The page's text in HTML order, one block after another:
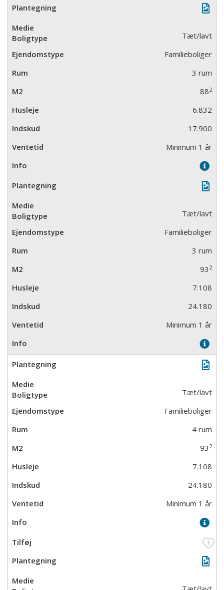
Tæt/lavt
Familieboliger
3 rum
882
6.832
17.900
Minimum 1 år
Tæt/lavt
Familieboliger
3 rum
93 2
7.108
24.180
Minimum 1 år
Tæt/lavt
Familieboliger
4 rum
93 2
7.108
24.180
Minimum 1 år